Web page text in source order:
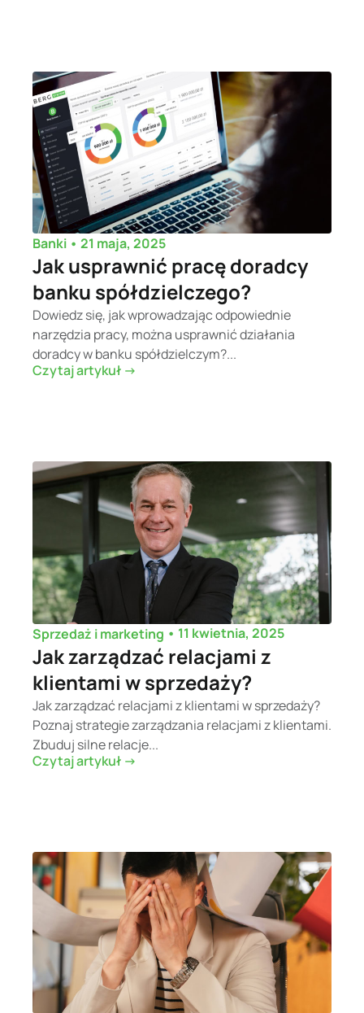
Banki • 21 maja, 2025
Jak usprawnić pracę doradcy
banku spółdzielczego?
Dowiedz się, jak wprowadzając odpowiednie
narzędzia pracy, można usprawnić działania
doradcy w banku spółdzielczym?...
Czytaj artykuł ->
Sprzedaż i marketing • 11 kwietnia, 2025
Jak zarządzać relacjami z
klientami w sprzedaży?
Jak zarządzać relacjami z klientami w sprzedaży?
Poznaj strategie zarządzania relacjami z klientami.
Zbuduj silne relacje...
Czytaj artykuł ->